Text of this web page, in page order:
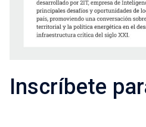
Inscríbete